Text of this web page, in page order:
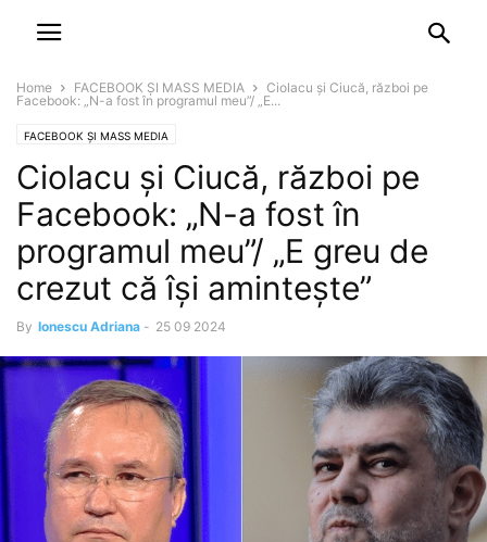
Home FACEBOOK ȘI MASS MEDIA
Ciolacu și Ciucă, război pe
Facebook: „N-a fost în programul meu”/ „E...
FACEBOOK ȘI MASS MEDIA
Ciolacu și Ciucă, război pe
Facebook: „N-a fost în
programul meu”/ „E greu de
crezut că își amintește”
By Ionescu Adriana - 25 09 2024